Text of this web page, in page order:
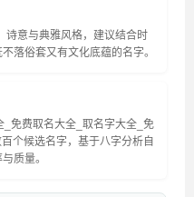
诗意与典雅风格，建议结合时
落俗套又有文化底蕴的名字。
免费取名大全_取名字大全_免
个候选名字，基于八字分析自
质量。